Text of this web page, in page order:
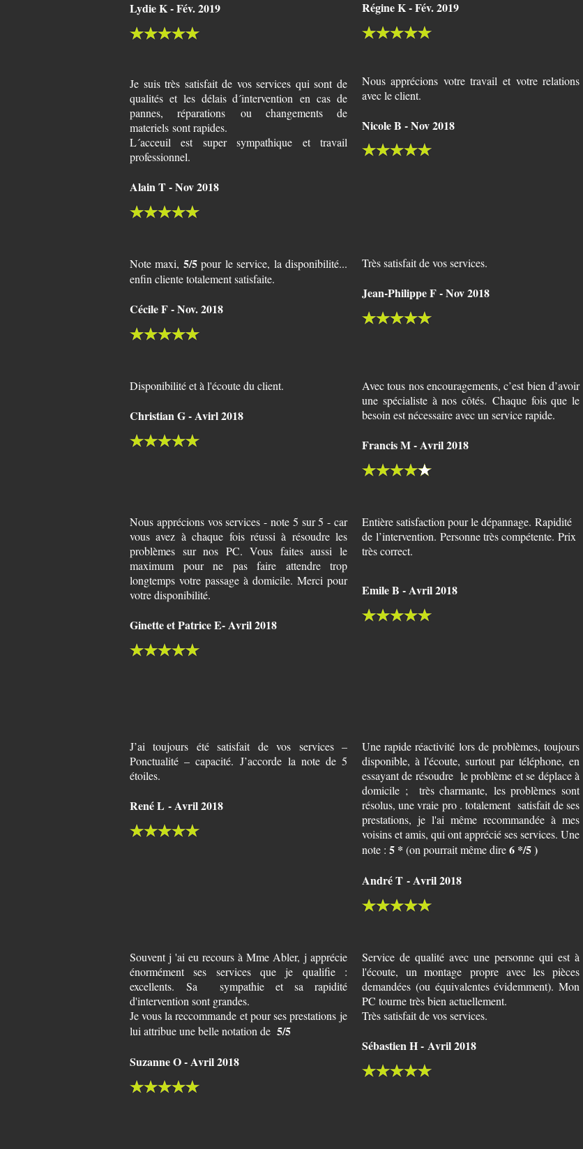
Lydie K - Fév. 2019 Régine K - Fév. 2019
Je suis très satisfait de vos services qui sont de
qualités et les délais d´intervention en cas de
pannes, réparations ou changements de
materiels sont rapides.
L´acceuil est super sympathique et travail
professionnel.
Alain T - Nov 2018
Nous apprécions votre travailet votre relations
avec le client.
Nicole B - Nov 2018
Note maxi, 5/5pour le service, la disponibilité...
enfin cliente totalement satisfaite.
Cécile F - Nov. 2018
Très satisfait de vos services.
Jean-Philippe F - Nov 2018
Disponibilité et à l'écoute du client.
Christian G - Avirl 2018
Avec tous nos encouragements, c’est bien d’avoir
une spécialiste à nos côtés. Chaque fois que le
besoin est nécessaire avec un service rapide.
Francis M - Avril 2018
Nous apprécions vos services - note 5 sur 5 - car
vous avez à chaque fois réussi à résoudre les
problèmes sur nos PC. Vous faites aussi le
maximum pour ne pas faire attendre trop
longtemps votre passage à domicile. Merci pour
votre disponibilité.
Ginette et Patrice E- Avril 2018
Entière satisfaction pour le dépannage. Rapidité
de l’intervention. Personne très compétente. Prix
très correct.
Emile B - Avril 2018
J’ai toujours été satisfait de vos services –
Ponctualité – capacité. J’accorde la note de 5
étoiles.
René L - Avril 2018
Une rapide réactivité lors de problèmes, toujours
disponible, à l'écoute, surtout par téléphone, en
essayant de résoudre le problème et se déplace à
domicile ; très charmante, les problèmes sont
résolus, une vraie pro . totalement satisfait de ses
prestations, je l'ai même recommandée à mes
voisins et amis, qui ont apprécié ses services. Une
note : 5 * (on pourrait même dire6 */5 )
André T - Avril 2018
Souvent j 'ai eu recours à Mme Abler, j apprécie
énormément ses services que je qualifie :
excellents. Sa sympathie et sa rapidité
d'intervention sont grandes.
Je vous la reccommande et pour ses prestations je
lui attribue une belle notation de 5/5
Suzanne O - Avril 2018
Service de qualité avec une personne qui est à
l'écoute, un montage propre avec les pièces
demandées (ou équivalentes évidemment). Mon
PC tourne très bien actuellement.
Très satisfait de vos services.
Sébastien H - Avril 2018